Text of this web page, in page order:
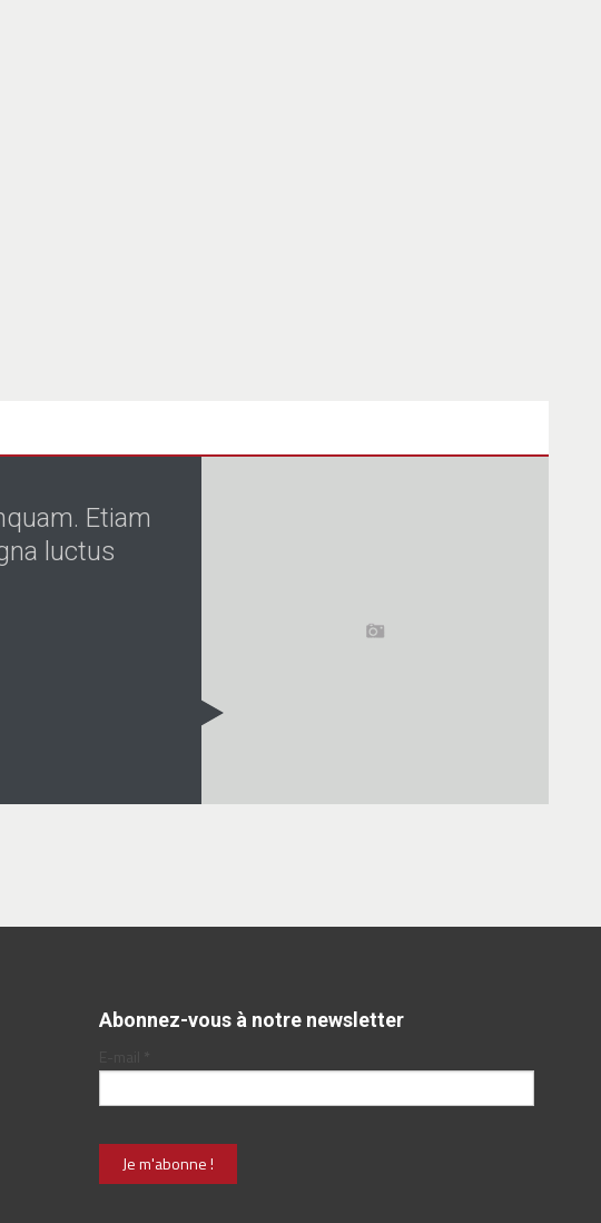
Etiam
luctus
Abonnez-vous à notre newsletter